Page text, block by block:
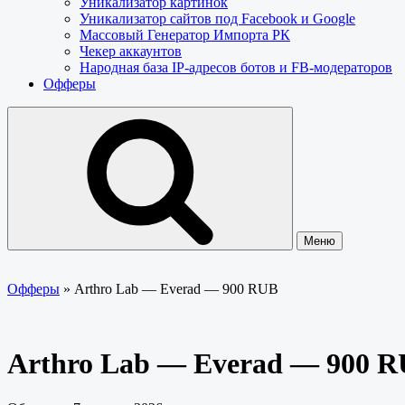
Уникализатор сайтов под Facebook и Google
Массовый Генератор Импорта РК
Чекер аккаунтов
Народная база IP-адресов ботов и FB-модераторов
Офферы
Меню
Офферы » Arthro Lab — Everad — 900 RUB
Arthro Lab — Everad — 900